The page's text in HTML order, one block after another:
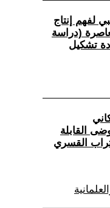
لفهم إنتاج
(دراسة
تشكيل
القابلة
القسري